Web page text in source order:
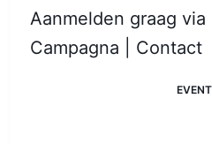
Aanmelden graag via
Campagna | Contact